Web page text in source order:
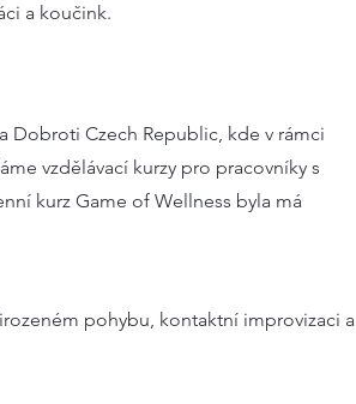
a koučink.
Dobroti Czech Republic, kde v rámci
vzdělávací kurzy pro pracovníky s
kurz Game of Wellness byla má
pohybu, kontaktní improvizaci a